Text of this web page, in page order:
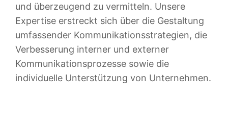
und überzeugend zu vermitteln. Unsere
Expertise erstreckt sich über die Gestaltung
umfassender Kommunikationsstrategien, die
Verbesserung interner und externer
Kommunikationsprozesse sowie die
individuelle Unterstützung von Unternehmen.